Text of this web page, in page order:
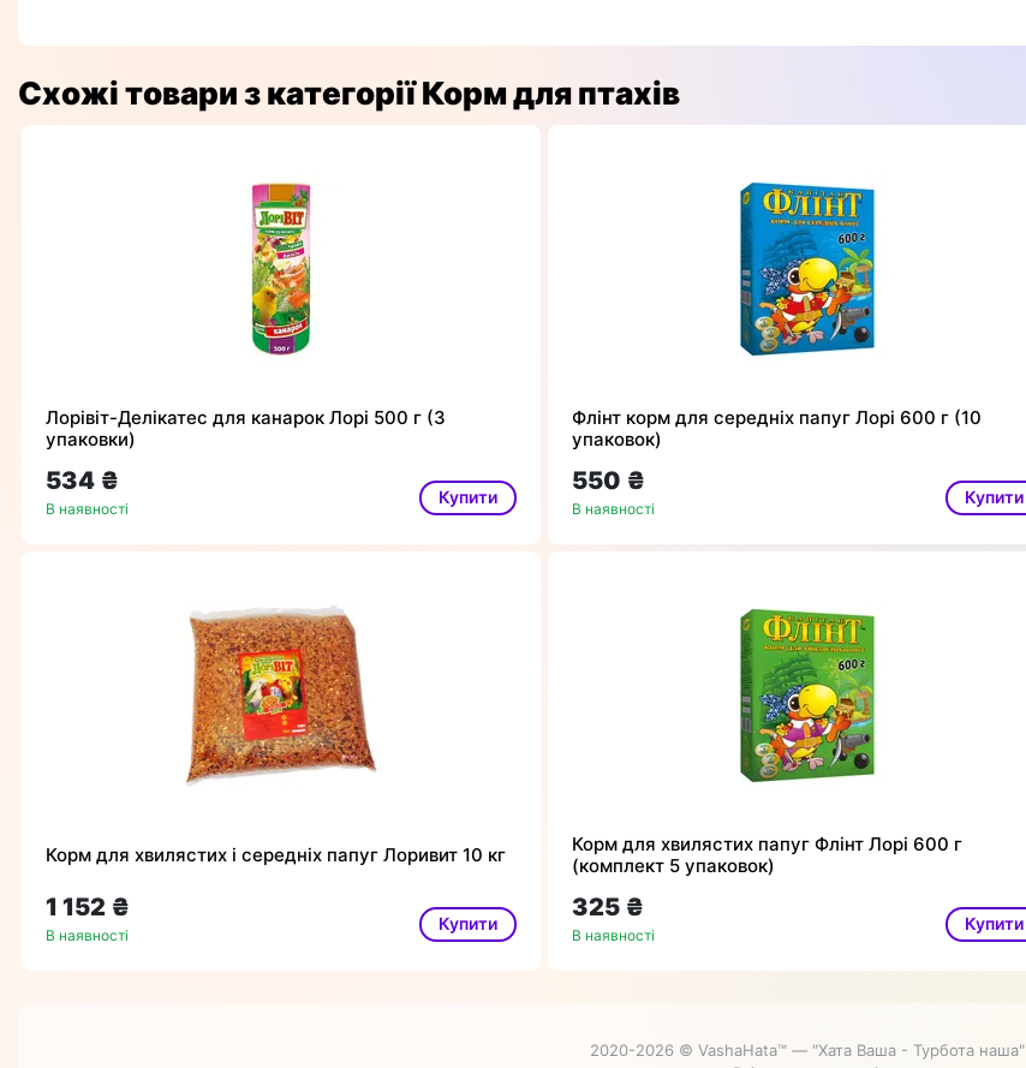
Схожі товари з категорії Корм для птахів
Лорівіт-Делікатес для канарок Лорі 500 г (3
упаковки)
534 ₴
В наявності
Купити
Флінт корм для середніх папуг Лорі 600 г (10
упаковок)
550 ₴
В наявності
Купити
Корм для хвилястих і середніх папуг Лоривит 10 кг
1 152 ₴
В наявності
Купити
Корм для хвилястих папуг Флінт Лорі 600 г
(комплект 5 упаковок)
325 ₴
В наявності
Купити
2020-2026 © VashaHata™ — "Хата Ваша - Турбота наша"